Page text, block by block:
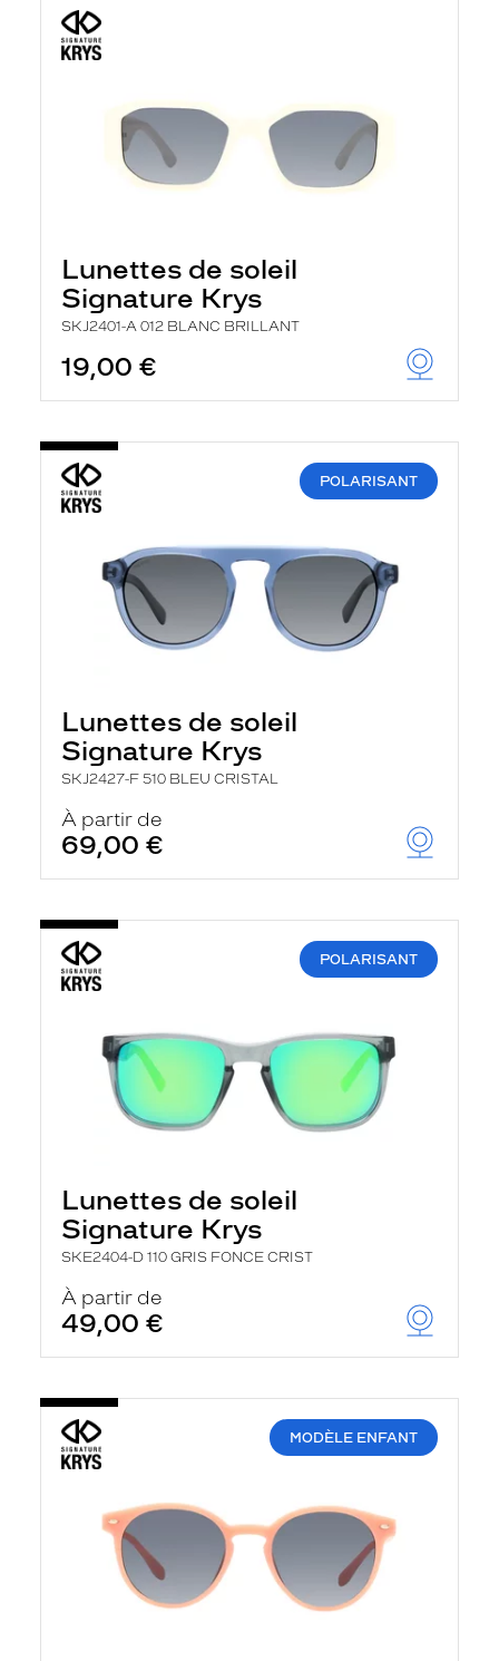
Lunettes de soleil
Signature Krys
SKJ2401-A 012 BLANC BRILLANT
19,00 €
POLARISANT
Lunettes de soleil
Signature Krys
SKJ2427-F 510 BLEU CRISTAL
À partir de
69,00 €
POLARISANT
Lunettes de soleil
Signature Krys
SKE2404-D 110 GRIS FONCE CRIST
À partir de
49,00 €
MODÈLE ENFANT